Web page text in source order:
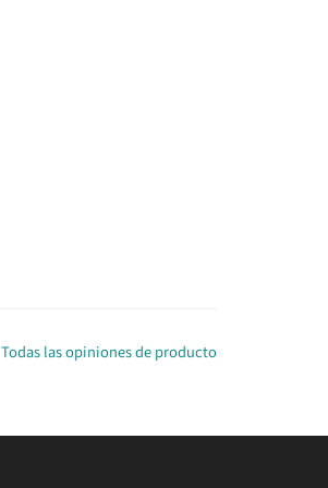
Todas las opiniones de producto